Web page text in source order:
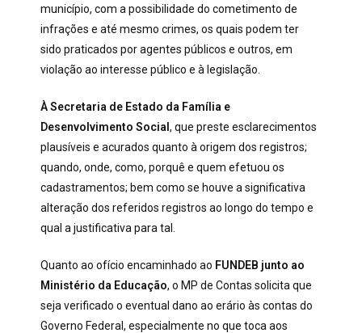
município, com a possibilidade do cometimento de
infrações e até mesmo crimes, os quais podem ter
sido praticados por agentes públicos e outros, em
violação ao interesse público e à legislação.
À Secretaria de Estado da Família e
Desenvolvimento Social , que preste esclarecimentos
plausíveis e acurados quanto à origem dos registros;
quando, onde, como, porquê e quem efetuou os
cadastramentos; bem como se houve a significativa
alteração dos referidos registros ao longo do tempo e
qual a justificativa para tal.
Quanto ao ofício encaminhado ao FUNDEB junto ao
Ministério da Educação, o MP de Contas solicita que
seja verificado o eventual dano ao erário às contas do
Governo Federal, especialmente no que toca aos